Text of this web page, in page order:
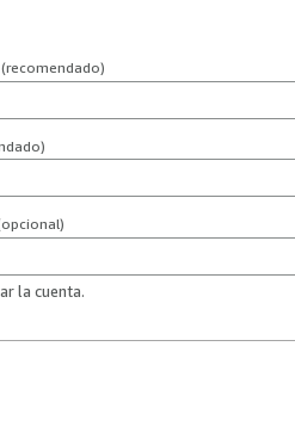
(recomendado)
la cuenta.